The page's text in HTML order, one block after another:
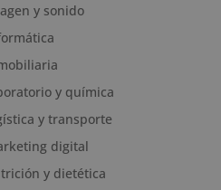
y sonido
y química
y transporte
digital
y dietética